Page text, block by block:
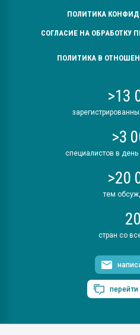
ПОЛИТИКА
СОГЛАСИЕ НА ОБРАБОТКУ
ПОЛИТИКА В
>13
>3
специалистов в
>20
тем
20
стран со